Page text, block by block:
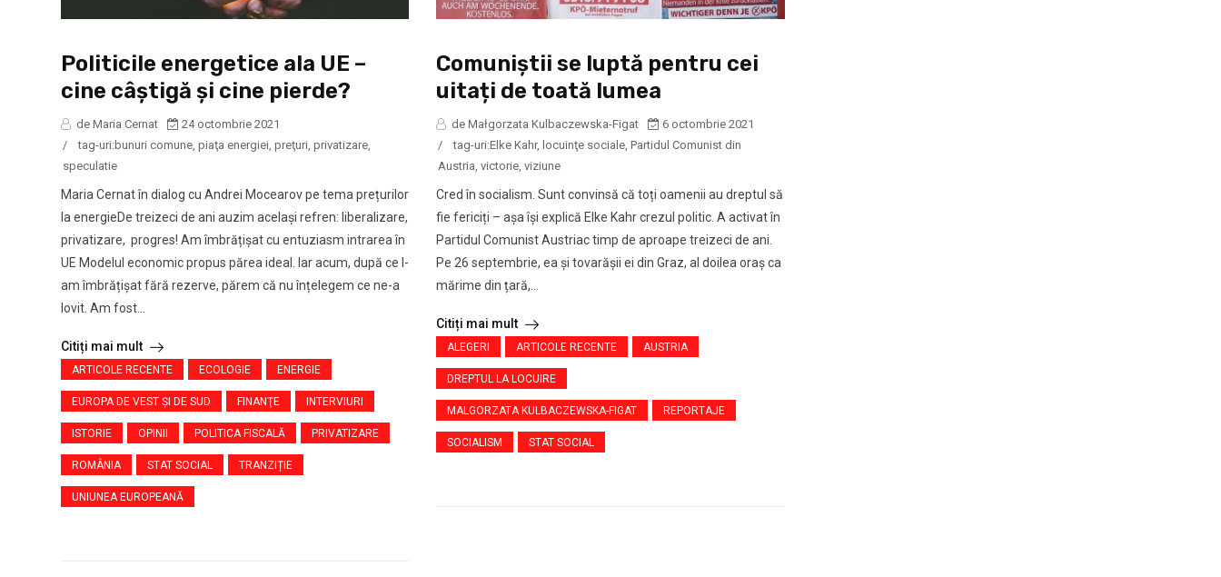
Politicile energetice ala UE –
cine câștigă și cine pierde?
de Maria Cernat
24 octombrie 2021
/
tag-uri:bunuri comune piaţa energiei preţuri privatizare
speculatie
Maria Cernat în dialog cu Andrei Mocearov pe tema prețurilor
la energieDe treizeci de ani auzim același refren: liberalizare,
privatizare, progres! Am îmbrățișat cu entuziasm intrarea în
UE Modelul economic propus părea ideal. Iar acum, după ce l-
am îmbrățișat fără rezerve, părem că nu înțelegem ce ne-a
lovit. Am fost...
Citiți mai mult
ARTICOLE RECENTE ECOLOGIE ENERGIE
EUROPA DE VEST ŞI DE SUD FINANŢE INTERVIURI
ISTORIE OPINII POLITICA FISCALĂ PRIVATIZARE
ROMÂNIA STAT SOCIAL TRANZIȚIE
UNIUNEA EUROPEANĂ
Comuniștii se luptă pentru cei
uitați de toată lumea
de Małgorzata Kulbaczewska-Figat
6 octombrie 2021
/
tag-uri:Elke Kahr, locuinţe sociale ,Partidul Comunist din
Austria ,victorie ,viziune
Cred în socialism. Sunt convinsă că toți oamenii au dreptul să
fie fericiți – așa își explică Elke Kahr crezul politic. A activat în
Partidul Comunist Austriac timp de aproape treizeci de ani.
Pe 26 septembrie, ea și tovarășii ei din Graz, al doilea oraș ca
mărime din țară,...
Citiți mai mult
ALEGERI ARTICOLE RECENTE AUSTRIA
DREPTUL LA LOCUIRE
MALGORZATA KULBACZEWSKA-FIGAT REPORTAJE
SOCIALISM STAT SOCIAL